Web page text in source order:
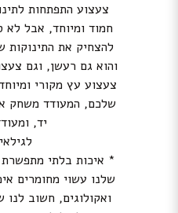
צעצוע התפתחות
חמוד ומיוחד, אבל
להצחיק את התינוקות
והוא גם רעשן, וגם
צעצוע עץ מקורי
שלכם, המעודד משחק
יד,
לגילאי 0-2
* איכות בלתי
שלנו עשוי מחומרים
ואקולוגים, חשוב לנו